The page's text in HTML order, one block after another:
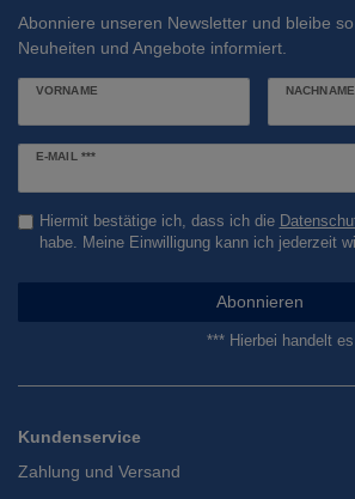
Abonniere unseren Newsletter und bleibe
Neuheiten und Angebote informiert.
VORNAME NACHNAME
E-MAIL ***
Newsletter
Hiermit bestätige ich, dass ich die
habe. Meine Einwilligung kann ich jederzeit
Abonnieren
*** Hierbei handelt
Kundenservice
Zahlung und Versand